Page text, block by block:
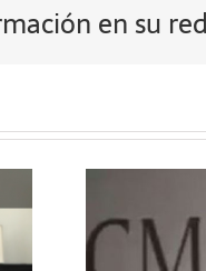
en su